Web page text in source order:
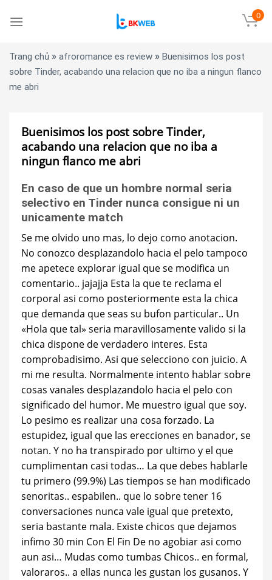
0
Trang chủ » afroromance es review » Buenisimos los post
sobre Tinder, acabando una relacion que no iba a ningun flanco
me abri
Buenisimos los post sobre Tinder,
acabando una relacion que no iba a
ningun flanco me abri
En caso de que un hombre normal seri­a
selectivo en Tinder nunca consigue ni un
unicamente match
Se me olvido uno mas, lo dejo como anotacion.
No conozco desplazandolo hacia el pelo tampoco
me apetece explorar igual que se modifica un
comentario.. jajajja Esta la que te reclama el
corporal asi­ como posteriormente esta la chica
que demanda que seas su bufon particular.. Un
«Hola que tal» seri­a maravillosamente valido si la
chica dispone de verdadero interes. Esta
comprobadisimo. Asi que selecciono con juicio. A
mi me resulta. Normalmente intento hablar sobre
cosas vanales desplazandolo hacia el pelo con
significado del humor. Me muestro igual que soy.
Lo pesimo es realizar una cosa forzado. La
estupidez, igual que las erecciones en banador, se
notan. Y no ha transpirado por ultimo y el que
cumplimentan casi todas… La que debes hablarle
tu primero (99.9%) Las tiempos se han modificado
senoritas.. espabilen.. que lo sobre tener 16
conversaciones nunca vale igual que pretexto,
seri­a bastante mala. Existe chicos que dejamos
infimo 30 min Con El Fin De no agobiar asi­ como
aun asi… Mudas como tumbas Chicos.. en formal,
valoraros.. a ellas nunca les gustan los gusanos. Y